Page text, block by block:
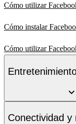
Cómo utilizar
Cómo instalar
Cómo utilizar
Conectividad y